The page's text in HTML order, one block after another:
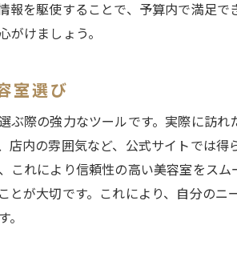
美容室選びにおけ
忙しいあなたにおすすめ
練馬区で忙しい人
効率的に美容室を
忙しい方におすす
時間を有効に使え
報を駆使することで、予算内で満足
がけましょう。
室選び
ぶ際の強力なツールです。実際に訪
店内の雰囲気など、公式サイトでは
これにより信頼性の高い美容室をス
とが大切です。これにより、自分の